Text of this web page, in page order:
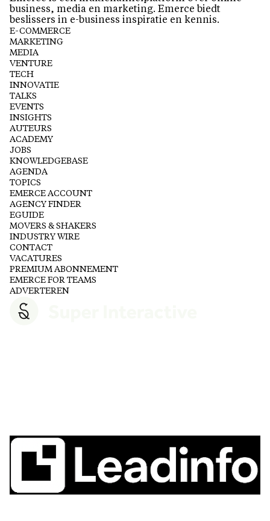
business, media en marketing. Emerce biedt
beslissers in e-business inspiratie en kennis.
E-COMMERCE
MARKETING
MEDIA
VENTURE
TECH
INNOVATIE
TALKS
EVENTS
INSIGHTS
AUTEURS
ACADEMY
JOBS
KNOWLEDGEBASE
AGENDA
TOPICS
EMERCE ACCOUNT
AGENCY FINDER
EGUIDE
MOVERS & SHAKERS
INDUSTRY WIRE
CONTACT
VACATURES
PREMIUM ABONNEMENT
EMERCE FOR TEAMS
ADVERTEREN